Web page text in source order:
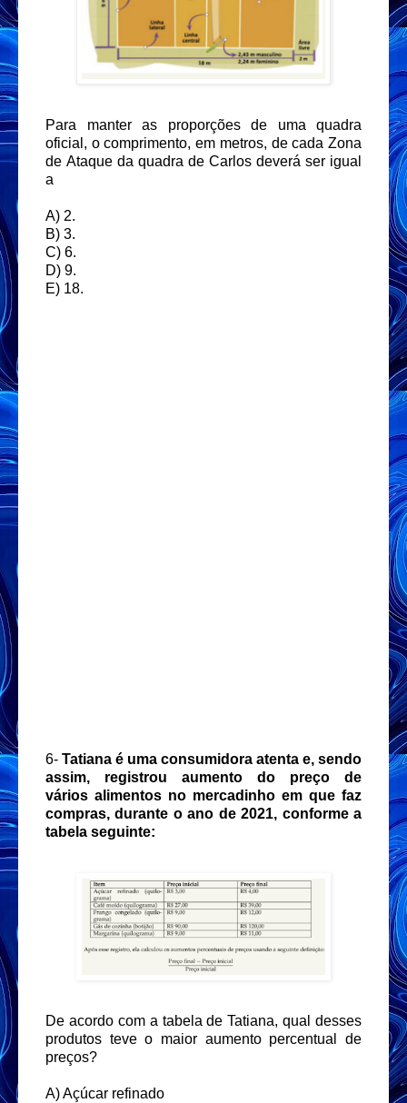
Para manter as proporções de uma quadra
oficial, o comprimento, em metros, de cada Zona
de Ataque da quadra de Carlos deverá ser igual
a
A) 2.
B) 3.
C) 6.
D) 9.
E) 18.
6- Tatiana é uma consumidora atenta e, sendo
assim, registrou aumento do preço de
vários alimentos no mercadinho em que faz
compras, durante o ano de 2021, conforme a
tabela seguinte:
De acordo com a tabela de Tatiana, qual desses
produtos teve o maior aumento percentual de
preços?
A) Açúcar refinado